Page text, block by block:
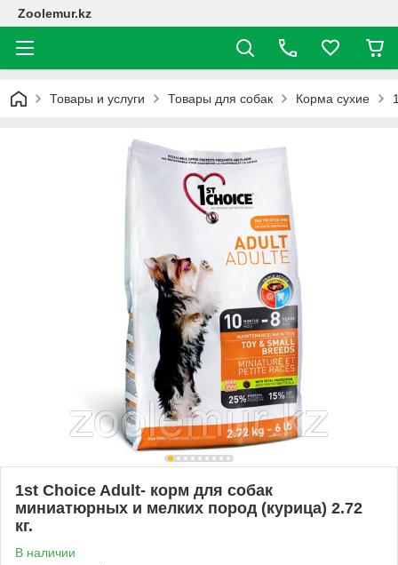
Zoolemur.kz
Товары и услуги Товары для собак Корма сухие
1st Choice Adult- корм для собак
миниатюрных и мелких пород (курица) 2.72
кг.
В наличии